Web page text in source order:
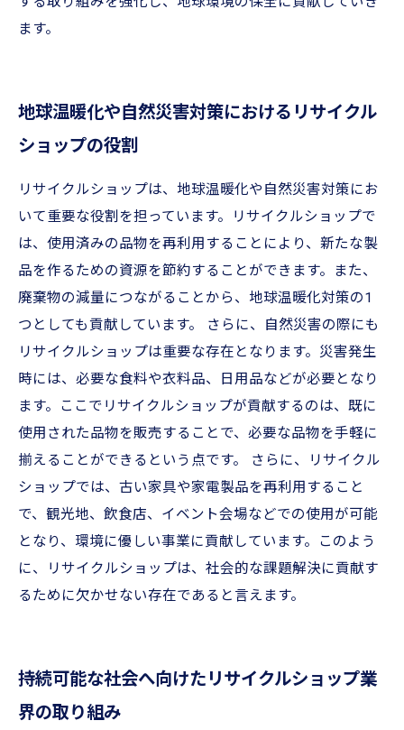
ます。
地球温暖化や自然災害対策におけるリサイクル
ショップの役割
リサイクルショップは、地球温暖化や自然災害対策にお
いて重要な役割を担っています。リサイクルショップで
は、使用済みの品物を再利用することにより、新たな製
品を作るための資源を節約することができます。また、
廃棄物の減量につながることから、地球温暖化対策の1
つとしても貢献しています。 さらに、自然災害の際にも
リサイクルショップは重要な存在となります。災害発生
時には、必要な食料や衣料品、日用品などが必要となり
ます。ここでリサイクルショップが貢献するのは、既に
使用された品物を販売することで、必要な品物を手軽に
揃えることができるという点です。 さらに、リサイクル
ショップでは、古い家具や家電製品を再利用すること
で、観光地、飲食店、イベント会場などでの使用が可能
となり、環境に優しい事業に貢献しています。このよう
に、リサイクルショップは、社会的な課題解決に貢献す
るために欠かせない存在であると言えます。
持続可能な社会へ向けたリサイクルショップ業
界の取り組み